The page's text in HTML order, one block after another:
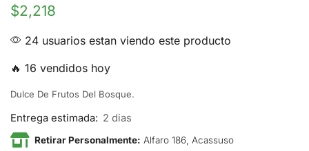
$2,218
24 usuarios estan viendo este producto
🔥 16 vendidos hoy
Dulce De Frutos Del Bosque.
Entrega estimada: 2 dias
Retirar Personalmente: Alfaro 186, Acassuso